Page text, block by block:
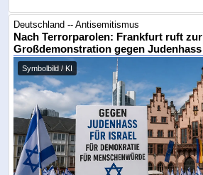
Deutschland -- Antisemitismus
Nach Terrorparolen: Frankfurt ruft zur
Großdemonstration gegen Judenhass
Symbolbild / KI